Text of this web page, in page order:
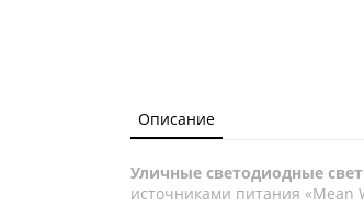
Описание
Уличные светодиодные
источниками питания «Mean